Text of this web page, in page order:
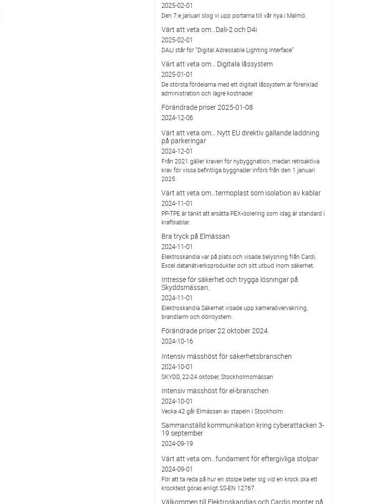
2025-02-01
Den 7:e januari slog vi upp portarna till vår nya i Malmö.
Värt att veta om…Dali-2 och D4i
2025-02-01
DALI står för ”Digital Adressable Lighting Interface”
Värt att veta om… Digitala låssystem
2025-01-01
De största fördelarna med ett digitalt låssystem är förenklad
administration och lägre kostnader
Förändrade priser 2025-01-08
2024-12-06
Värt att veta om… Nytt EU direktiv gällande laddning
på parkeringar
2024-12-01
Från 2021 gäller kraven för nybyggnation, medan retroaktiva
krav för vissa befintliga byggnader införs från den 1 januari
2025.
Värt att veta om…termoplast som isolation av kablar
2024-11-01
PP-TPE är tänkt att ersätta PEX-isolering som idag är standard i
kraftkablar.
Bra tryck på Elmässan
2024-11-01
Elektroskandia var på plats och visade belysning från Cardi,
Excel datanätverksprodukter och sitt utbud inom säkerhet.
Intresse för säkerhet och trygga lösningar på
Skyddsmässan.
2024-11-01
Elektroskandia Säkerhet visade upp kameraövervakning,
brandlarm och dörrsystem.
Förändrade priser 22 oktober 2024.
2024-10-16
Intensiv mässhöst för säkerhetsbranschen
2024-10-01
SKYDD, 22-24 oktober, Stockholmsmässan
Intensiv mässhöst för el-branschen
2024-10-01
Vecka 42 går Elmässan av stapeln i Stockholm.
Sammanställd kommunikation kring cyberattacken 3-
19 september
2024-09-19
Värt att veta om…fundament för eftergivliga stolpar
2024-09-01
För att ta reda på hur en stolpe beter sig vid en krock ska ett
krocktest göras enligt SS-EN 12767.
Välkommen till Elektroskandias och Cardis monter på